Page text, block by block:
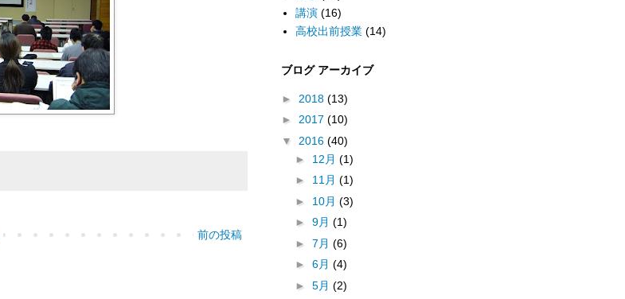
前の投稿
講演 (16)
高校出前授業 (14)
ブログ アーカイブ
► 2018 (13)
► 2017 (10)
▼ 2016 (40)
► 12月 (1)
► 11月 (1)
► 10月 (3)
► 9月 (1)
► 7月 (6)
► 6月 (4)
► 5月 (2)